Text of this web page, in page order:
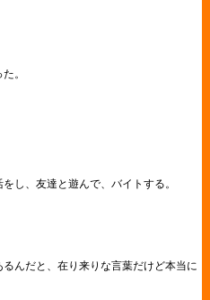
。
し、友達と遊んで、バイトする。
んだと、在り来りな言葉だけど本当に